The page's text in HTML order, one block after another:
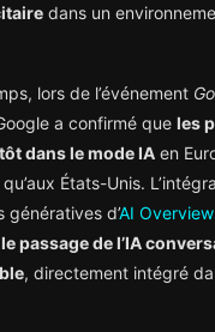
dans un
lors de l’événement
a confirmé que les
dans le mode IA en
États-Unis.
génératives d’AI
le passage de l’IA
, directement intégré